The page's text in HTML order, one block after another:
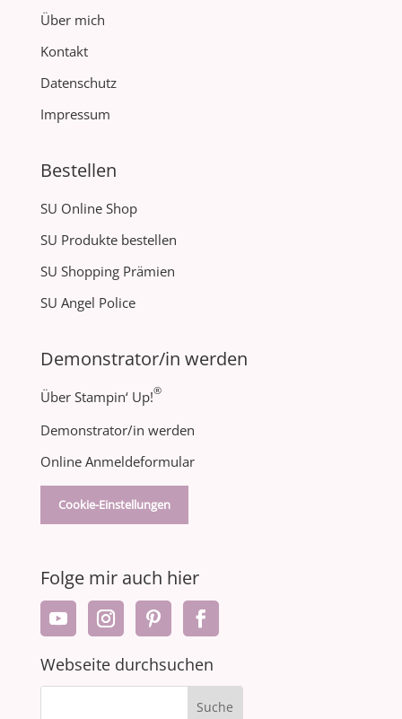
Über mich
Kontakt
Datenschutz
Impressum
Bestellen
SU Online Shop
SU Produkte bestellen
SU Shopping Prämien
SU Angel Police
Demonstrator/in werden
Über Stampin‘ Up!®
Demonstrator/in werden
Online Anmeldeformular
Cookie-Einstellungen
Folge mir auch hier
Webseite durchsuchen